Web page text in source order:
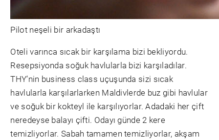
Pilot neşeli bir arkadaştı
Oteli varınca sıcak bir karşılama bizi bekliyordu.
Resepsiyonda soğuk havlularla bizi karşıladılar.
THY’nin business class uçuşunda sizi sıcak
havlularla karşılarlarken Maldivlerde buz gibi havlular
ve soğuk bir kokteyl ile karşılıyorlar. Adadaki her çift
neredeyse balayı çifti. Odayı günde 2 kere
temizliyorlar. Sabah tamamen temizliyorlar, akşam